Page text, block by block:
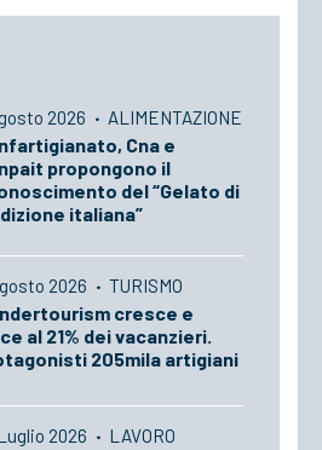
2026 · ALIMENTAZIONE
Cna e
propongono il
del “Gelato di
italiana”
2026 · TURISMO
cresce e
al 21% dei vacanzieri.
205mila artigiani
2026 · LAVORO